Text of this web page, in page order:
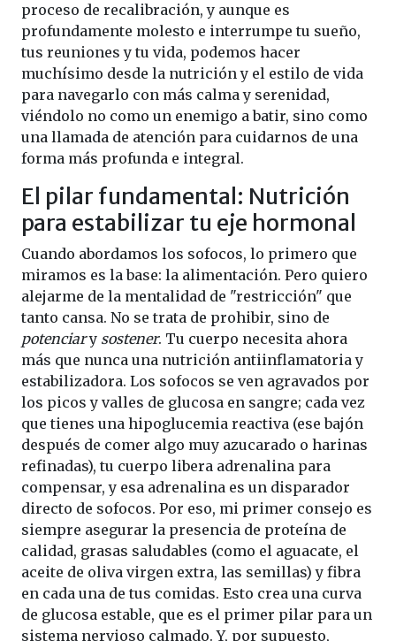
proceso de recalibración, y aunque es
profundamente molesto e interrumpe tu sueño,
tus reuniones y tu vida, podemos hacer
muchísimo desde la nutrición y el estilo de vida
para navegarlo con más calma y serenidad,
viéndolo no como un enemigo a batir, sino como
una llamada de atención para cuidarnos de una
forma más profunda e integral.
El pilar fundamental: Nutrición
para estabilizar tu eje hormonal
Cuando abordamos los sofocos, lo primero que
miramos es la base: la alimentación. Pero quiero
alejarme de la mentalidad de "restricción" que
tanto cansa. No se trata de prohibir, sino de
potenciary sostener. Tu cuerpo necesita ahora
más que nunca una nutrición antiinflamatoria y
estabilizadora. Los sofocos se ven agravados por
los picos y valles de glucosa en sangre; cada vez
que tienes una hipoglucemia reactiva (ese bajón
después de comer algo muy azucarado o harinas
refinadas), tu cuerpo libera adrenalina para
compensar, y esa adrenalina es un disparador
directo de sofocos. Por eso, mi primer consejo es
siempre asegurar la presencia de proteína de
calidad, grasas saludables (como el aguacate, el
aceite de oliva virgen extra, las semillas) y fibra
en cada una de tus comidas. Esto crea una curva
de glucosa estable, que es el primer pilar para un
sistema nervioso calmado. Y, por supuesto,